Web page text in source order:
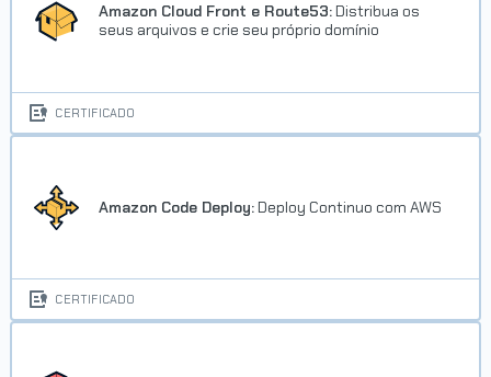
Amazon Cloud Front e Route53: Distribua os
seus arquivos e crie seu próprio domínio
CERTIFICADO
Amazon Code Deploy: Deploy Continuo com AWS
CERTIFICADO